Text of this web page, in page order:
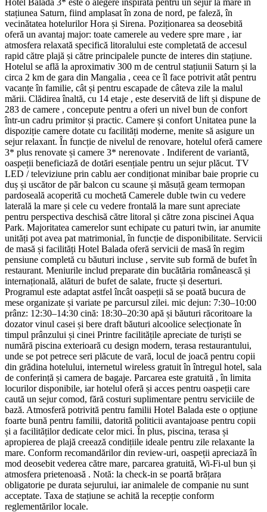
stațiunea Saturn, fiind amplasat în zona de nord, pe faleză, în
vecinătatea hotelurilor Hora și Sirena. Poziționarea sa deosebită
oferă un avantaj major: toate camerele au vedere spre mare , iar
atmosfera relaxată specifică litoralului este completată de accesul
rapid către plajă și către principalele puncte de interes din stațiune.
Hotelul se află la aproximativ 300 m de centrul stațiunii Saturn și la
circa 2 km de gara din Mangalia , ceea ce îl face potrivit atât pentru
vacanțe în familie, cât și pentru escapade de câteva zile la malul
mării. Clădirea înaltă, cu 14 etaje , este deservită de lift și dispune de
283 de camere , concepute pentru a oferi un nivel bun de confort
într-un cadru primitor și practic. Camere și confort Unitatea pune la
dispoziție camere dotate cu facilități moderne, menite să asigure un
sejur relaxant. În funcție de nivelul de renovare, hotelul oferă camere
3* plus renovate și camere 3* nerenovate . Indiferent de variantă,
oaspeții beneficiază de dotări esențiale pentru un sejur plăcut. TV
LED / televiziune prin cablu aer condiționat minibar baie proprie cu
duș și uscător de păr balcon cu scaune și măsuță geam termopan
pardoseală acoperită cu mochetă Camerele duble twin cu vedere
laterală la mare și cele cu vedere frontală la mare sunt apreciate
pentru perspectiva deschisă către litoral și către zona piscinei Aqua
Park. Majoritatea camerelor sunt echipate cu paturi twin, iar anumite
unități pot avea pat matrimonial, în funcție de disponibilitate. Servicii
de masă și facilități Hotel Balada oferă servicii de masă în regim
pensiune completă cu băuturi incluse , servite sub formă de bufet în
restaurant. Meniurile includ preparate din bucătăria românească și
internațională, alături de bufet de salate, fructe și deserturi.
Programul este adaptat astfel încât oaspeții să se poată bucura de
mese organizate și variate pe parcursul zilei. mic dejun: 7:30–10:00
prânz: 12:30–14:30 cină: 18:30–20:30 apă și băuturi răcoritoare la
dozator vinul casei și bere draft băuturi alcoolice selecționate în
timpul prânzului și cinei Printre facilitățile apreciate de turiști se
numără piscina exterioară cu design modern, terasa restaurantului,
unde se pot petrece seri plăcute de vară, locul de joacă pentru copii
din grădina hotelului, internetul wireless gratuit în întregul hotel, sala
de conferință și camera de bagaje. Parcarea este gratuită , în limita
locurilor disponibile, iar hotelul oferă și acces pentru oaspeții care
caută un sejur comod, fără costuri suplimentare pentru serviciile de
bază. Atmosferă potrivită pentru familii Hotel Balada este o opțiune
foarte bună pentru familii, datorită politicii avantajoase pentru copii
și a facilităților dedicate celor mici. În plus, piscina, terasa și
apropierea de plajă creează condițiile ideale pentru zile relaxante la
mare. Conform recomandărilor din review-uri, oaspeții apreciază în
mod deosebit vederea către mare, parcarea gratuită, Wi‑Fi-ul bun și
atmosfera prietenoasă . Notă: la check-in se poartă brățara
obligatorie pe durata sejurului, iar animalele de companie nu sunt
acceptate. Taxa de stațiune se achită la recepție conform
reglementărilor locale.